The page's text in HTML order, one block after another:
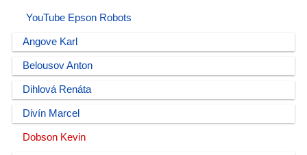
YouTube Epson Robots
Angove Karl
Belousov Anton
Dihlová Renáta
Divín Marcel
Dobson Kevin